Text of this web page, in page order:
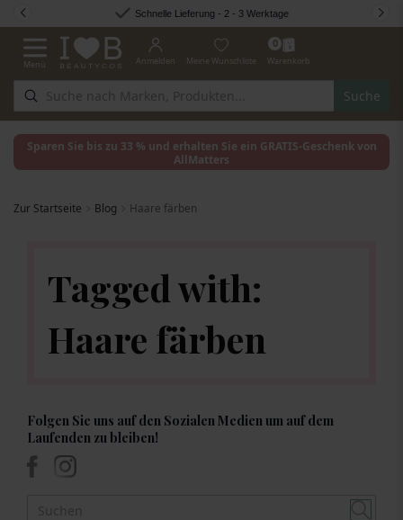
Zum Inhalt springen Schnelle Lieferung - 2 - 3 Werktage
Navigation umschalten
Menü
Suche
Anmelden Meine Wunschliste
0
Warenkorb
Sparen Sie bis zu 33 % und erhalten Sie ein GRATIS-Geschenk von
AllMatters
Zur Startseite Blog Haare färben
Tagged with:
Haare färben
Folgen Sie uns auf den Sozialen Medien um auf dem
Laufenden zu bleiben!